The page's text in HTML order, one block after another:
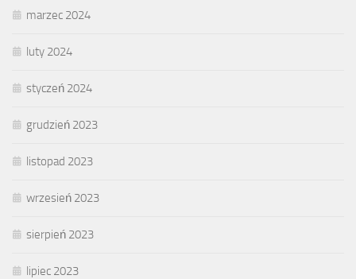
marzec 2024
luty 2024
styczeń 2024
grudzień 2023
listopad 2023
wrzesień 2023
sierpień 2023
lipiec 2023